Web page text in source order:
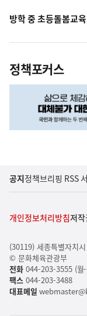
방학 중 초등돌봄교
정책포커스
공지정책브리핑 RSS
개인정보처리방침저
(30119) 세종특별자치
© 문화체육관광부
전화044-203-3555 (월
팩스044-203-3488
대표메일